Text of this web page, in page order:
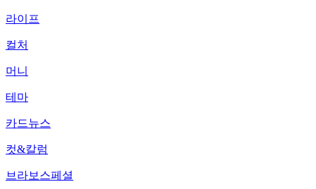
라이프
컬처
머니
테마
카드뉴스
컷&칼럼
브라보스페셜